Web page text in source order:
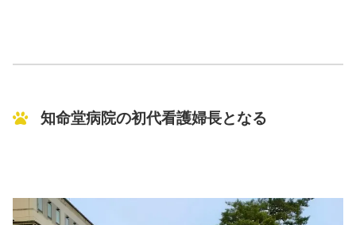
知命堂病院の初代看護婦長となる